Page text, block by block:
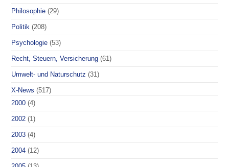
Philosophie (29)
Politik (208)
Psychologie (53)
Recht, Steuern, Versicherung (61)
Umwelt- und Naturschutz (31)
X-News (517)
2000 (4)
2002 (1)
2003 (4)
2004 (12)